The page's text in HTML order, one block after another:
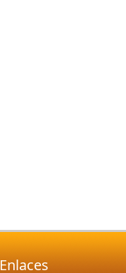
Enlaces